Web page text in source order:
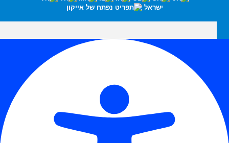
ישראל